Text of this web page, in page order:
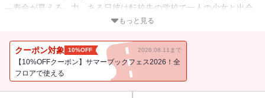
―寿命が見える」力。ある日彼は転校先の学校で一人の少女と出会
う。意識せず視てしまった彼女の寿命は「78時間」。 死の定めを覆
（初出：GANMA!31～41話掲載分 / 著者名：紅ki）
もっと見る
クーポン対象 10%OFF 2026.08.11まで
【10%OFFクーポン】サマーブックフェス2026！全
フロアで使える